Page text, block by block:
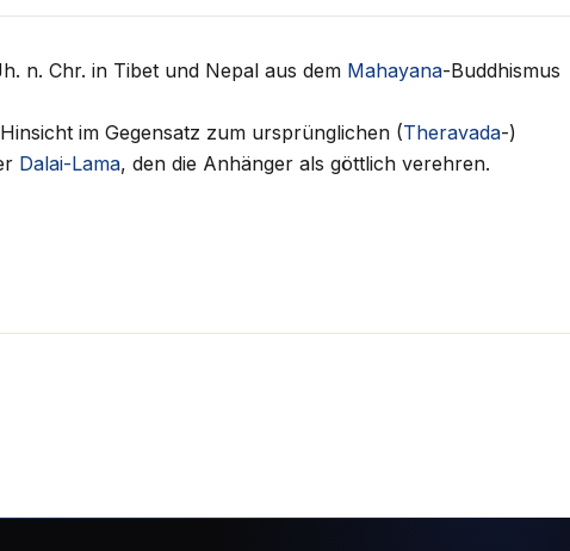
n. Chr. in Tibet und Nepal aus dem Mahayana-Buddhismus
im Gegensatz zum ursprünglichen (Theravada-)
Dalai-Lama, den die Anhänger als göttlich verehren.